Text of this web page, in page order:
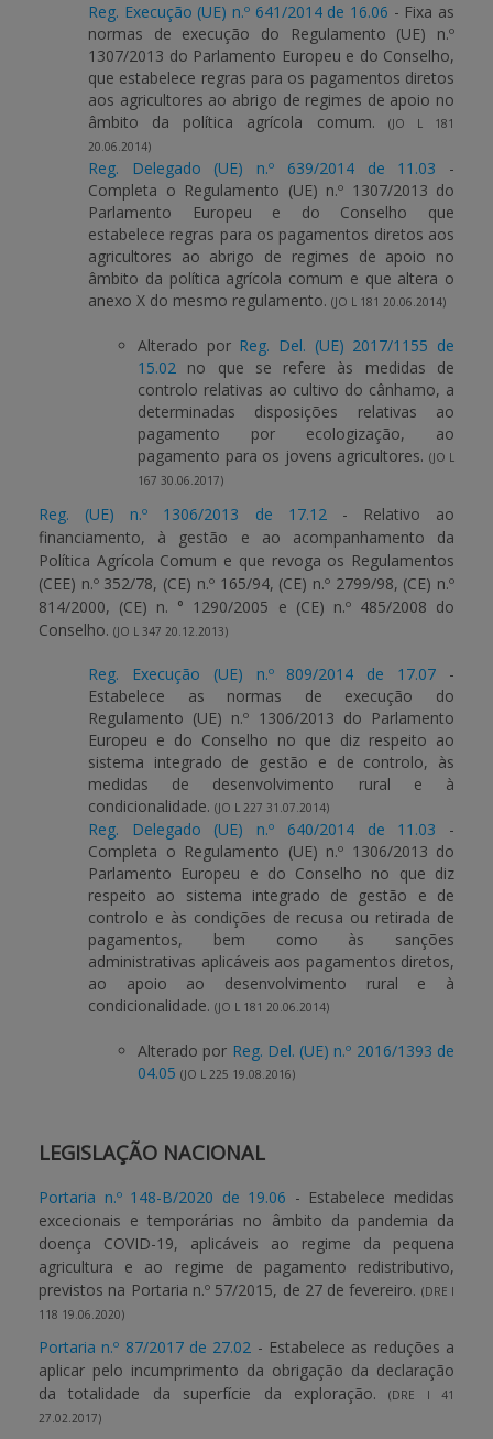
Reg. Execução (UE) n.º 641/2014 de 16.06 - Fixa as
normas de execução do Regulamento (UE) n.º
1307/2013 do Parlamento Europeu e do Conselho,
que estabelece regras para os pagamentos diretos
aos agricultores ao abrigo de regimes de apoio no
âmbito da política agrícola comum.
(JO L 181
20.06.2014)
Reg. Delegado (UE) n.º 639/2014 de 11.03 -
Completa o Regulamento (UE) n.º 1307/2013 do
Parlamento Europeu e do Conselho que
estabelece regras para os pagamentos diretos aos
agricultores ao abrigo de regimes de apoio no
âmbito da política agrícola comum e que altera o
anexo X do mesmo regulamento. (JO L 181 20.06.2014)
Alterado por Reg. Del. (UE) 2017/1155 de
15.02 no que se refere às medidas de
controlo relativas ao cultivo do cânhamo, a
determinadas disposições relativas ao
pagamento por ecologização, ao
pagamento para os jovens agricultores. (JO L
167 30.06.2017)
Reg. (UE) n.º 1306/2013 de 17.12- Relativo ao
financiamento, à gestão e ao acompanhamento da
Política Agrícola Comum e que revoga os Regulamentos
(CEE) n.º 352/78, (CE) n.º 165/94, (CE) n.º 2799/98, (CE) n.º
814/2000, (CE) n. ° 1290/2005 e (CE) n.º 485/2008 do
Conselho. (JO L 347 20.12.2013)
Reg. Execução (UE) n.º 809/2014 de 17.07 -
Estabelece as normas de execução do
Regulamento (UE) n.º 1306/2013 do Parlamento
Europeu e do Conselho no que diz respeito ao
sistema integrado de gestão e de controlo, às
medidas de desenvolvimento rural e à
condicionalidade. (JO L 227 31.07.2014)
Reg. Delegado (UE) n.º 640/2014 de 11.03 -
Completa o Regulamento (UE) n.º 1306/2013 do
Parlamento Europeu e do Conselho no que diz
respeito ao sistema integrado de gestão e de
controlo e às condições de recusa ou retirada de
pagamentos, bem como às sanções
administrativas aplicáveis aos pagamentos diretos,
ao apoio ao desenvolvimento rural e à
condicionalidade. (JO L 181 20.06.2014)
Alterado por Reg. Del. (UE) n.º 2016/1393 de
04.05 (JO L 225 19.08.2016)
LEGISLAÇÃO NACIONAL
Portaria n.º 148-B/2020 de 19.06 - Estabelece medidas
excecionais e temporárias no âmbito da pandemia da
doença COVID-19, aplicáveis ao regime da pequena
agricultura e ao regime de pagamento redistributivo,
previstos na Portaria n.º 57/2015, de 27 de fevereiro. (DRE I
118 19.06.2020)
Portaria n.º 87/2017 de 27.02 - Estabelece as reduções a
aplicar pelo incumprimento da obrigação da declaração
da totalidade da superfície da exploração.(DRE I 41
27.02.2017)